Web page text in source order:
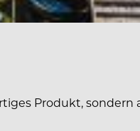
Produkt,